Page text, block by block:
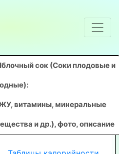
сок (Соки плодовые и
:
витамины, минеральные
и др.), фото, описание